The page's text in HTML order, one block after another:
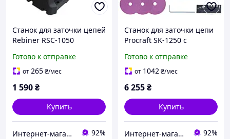
Станок для заточки цепей
Rebiner RSC-1050
Готово к отправке
от265₴/мес
1 590₴
Купить
Интернет-магазин GIGATOOLS 92%
Станок для заточки цепи
Procraft SK-1250 с
приводом
Готово к отправке
от 1042₴/мес
6 255₴
Купить
Интернет-магазин GIGATOOLS 92%